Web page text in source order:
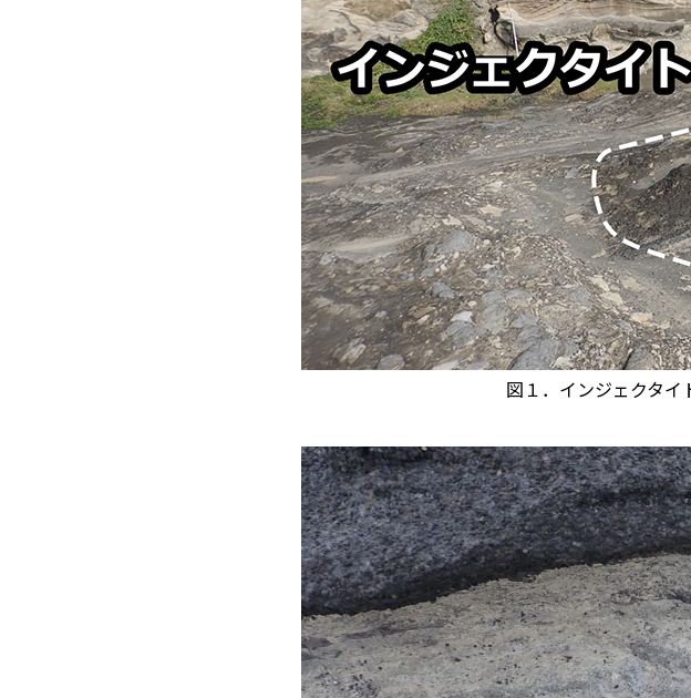
図１．インジェクタイ